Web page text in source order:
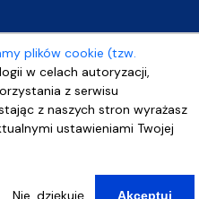
plików cookie (tzw.
w celach autoryzacji,
z serwisu
z naszych stron wyrażasz
ustawieniami Twojej
Nie, dziękuję Akceptuj